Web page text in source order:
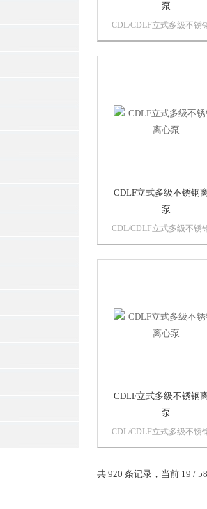
泵
CDL/CDLF立式多级不锈
压泵是我司在国外优秀泵
度、流量和压力范围。该
CDLF立式多级不锈钢
泵
CDL/CDLF立式多级不锈
压泵是我司在国外优秀泵
度、流量和压力范围。该
CDLF立式多级不锈钢
泵
CDL/CDLF立式多级不锈
压泵是我司在国外优秀泵
制造的新一代多功能产品
共 920 条记录，当前 19 /